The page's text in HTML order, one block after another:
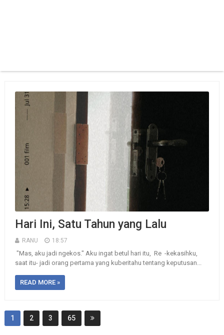
Hari Ini, Satu Tahun yang Lalu
RANU 18:57
"Mas, aku jadi ngekos." Aku ingat betul hari itu, Re -kekasihku,
saat itu- jadi orang pertama yang kuberitahu tentang keputusan...
READ MORE »
1 2 3 65